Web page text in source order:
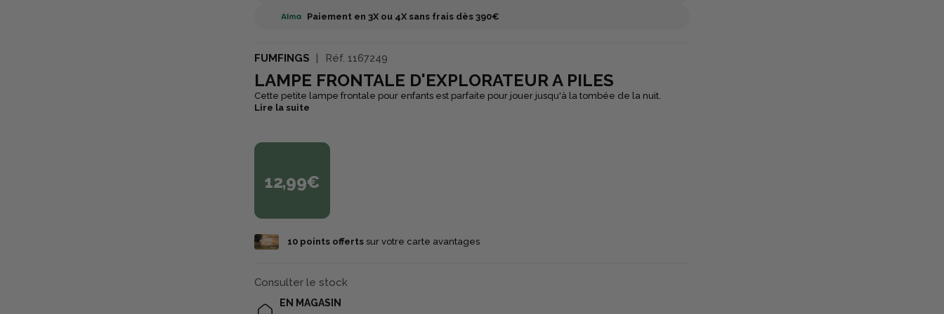
Paiement en 3X ou 4X sans frais dès 390€
FUMFINGS Réf. 1167249
LAMPE FRONTALE D'EXPLORATEUR A PILES
Cette petite lampe frontale pour enfants est parfaite pour jouer jusqu'à la tombée de la nuit.
Lire la suite
12,99€
10 points offerts sur votre carte avantages
Consulter le stock
EN MAGASIN